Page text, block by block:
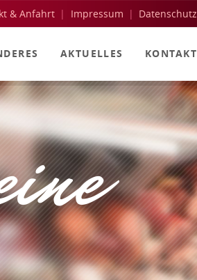
& Anfahrt Impressum Datenschutz
AKTUELLES KONTAKT